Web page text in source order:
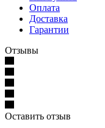
Оплата
Доставка
Гарантии
Отзывы
Оставить отзыв